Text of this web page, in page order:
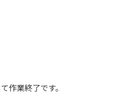
作業終了です。